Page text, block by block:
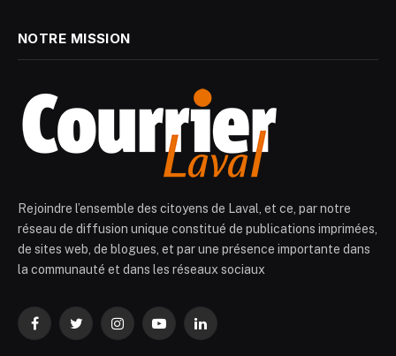
NOTRE MISSION
Rejoindre l’ensemble des citoyens de Laval, et ce, par notre
réseau de diffusion unique constitué de publications imprimées,
de sites web, de blogues, et par une présence importante dans
la communauté et dans les réseaux sociaux
FacebookTwitterInstagramYouTubeLinkedIn